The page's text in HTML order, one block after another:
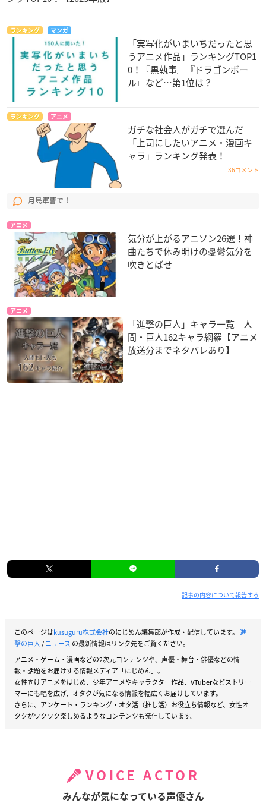
ランキング マンガ
「実写化がいまいちだったと思
うアニメ作品」ランキングTOP1
0！『黒執事』『ドラゴンボー
ル』など…第1位は？
ランキング アニメ
ガチな社会人がガチで選んだ
「上司にしたいアニメ・漫画キ
ャラ」ランキング発表！
36コメント
月島軍曹で！
アニメ
気分が上がるアニソン26選！神
曲たちで休み明けの憂鬱気分を
吹きとばせ
アニメ
「進撃の巨人」キャラ一覧｜人
間・巨人162キャラ網羅【アニメ
放送分までネタバレあり】
記事の内容について報告する
このページはkusuguru株式会社のにじめん編集部が作成・配信しています。 進
撃の巨人/ニュース の最新情報はリンク先をご覧ください。
アニメ・ゲーム・漫画などの2次元コンテンツや、声優・舞台・俳優などの情
報・話題をお届けする情報メディア「にじめん」。
女性向けアニメをはじめ、少年アニメやキャラクター作品、VTuberなどストリー
マーにも幅を広げ、オタクが気になる情報を幅広くお届けしています。
さらに、アンケート・ランキング・オタ活（推し活）お役立ち情報など、女性オ
タクがワクワク楽しめるようなコンテンツも発信しています。
VOICE ACTOR
みんなが気になっている声優さん